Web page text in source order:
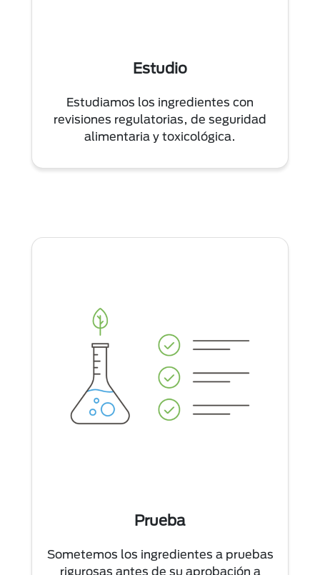
Estudio
Estudiamos los ingredientes con
revisiones regulatorias, de seguridad
alimentaria y toxicológica.
Prueba
Sometemos los ingredientes a pruebas
rigurosas antes de su aprobación a